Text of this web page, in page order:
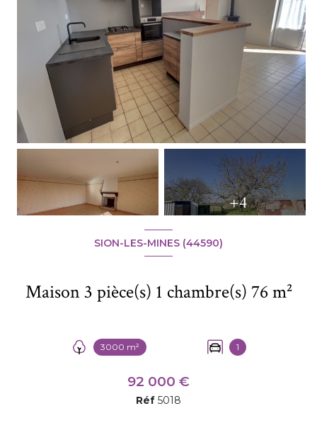
+4
SION-LES-MINES (44590)
Maison 3 pièce(s) 1 chambre(s) 76 m²
3000 m² 1
92 000 €
Réf 5018